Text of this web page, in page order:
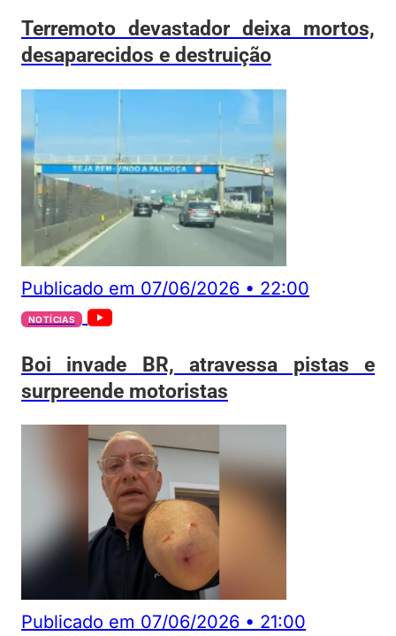
Terremoto devastador deixa mortos,
desaparecidos e destruição
Publicado em 07/06/2026 • 22:00
NOTÍCIAS
Boi invade BR, atravessa pistas e
surpreende motoristas
Publicado em 07/06/2026 • 21:00